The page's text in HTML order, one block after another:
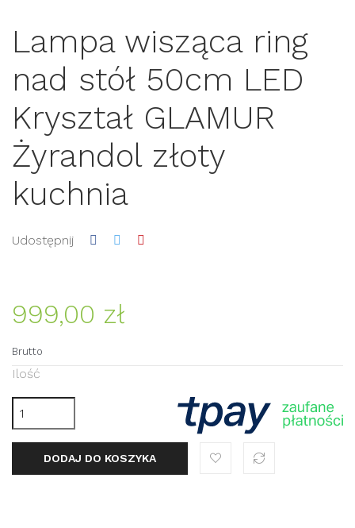
Lampa wisząca ring
nad stół 50cm LED
Kryształ GLAMUR
Żyrandol złoty
kuchnia
Udostępnij
999,00 zł
Brutto
Ilość
DODAJ DO KOSZYKA